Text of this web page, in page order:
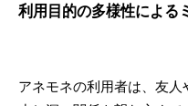
利用目的の多様性による
アネモネの利用者は、友